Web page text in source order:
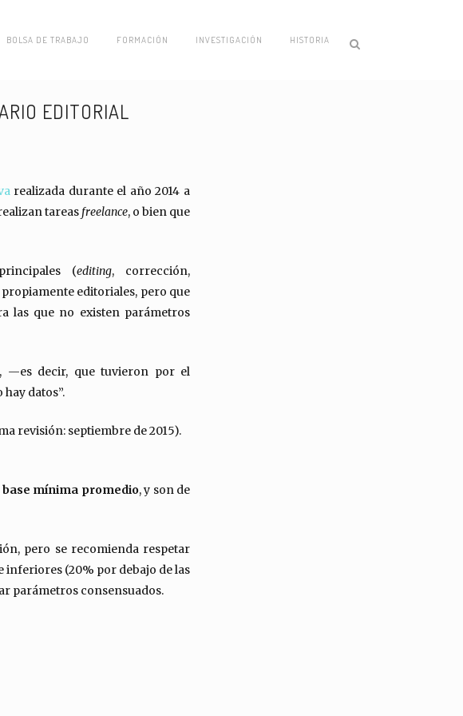
BOLSA DE TRABAJO FORMACIÓN INVESTIGACIÓN HISTORIA
EDITORIAL
realizada durante el año 2014 a
tareas freelance, o bien que
(editing, corrección,
editoriales, pero que
las que no existen parámetros
—es decir, que tuvieron por el
datos”.
revisión: septiembre de 2015).
base mínima promedio, y son de
pero se recomienda respetar
(20% por debajo de las
parámetros consensuados.